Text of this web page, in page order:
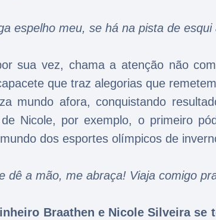
espelho meu, se há na pista de
sua vez, chama a atenção não
que traz alegorias que
mundo afora, conquistando
Nicole, por exemplo, o primeiro
dos esportes olímpicos de
dê a mão, me abraça! Viaja comigo
Braathen e Nicole Silveira se